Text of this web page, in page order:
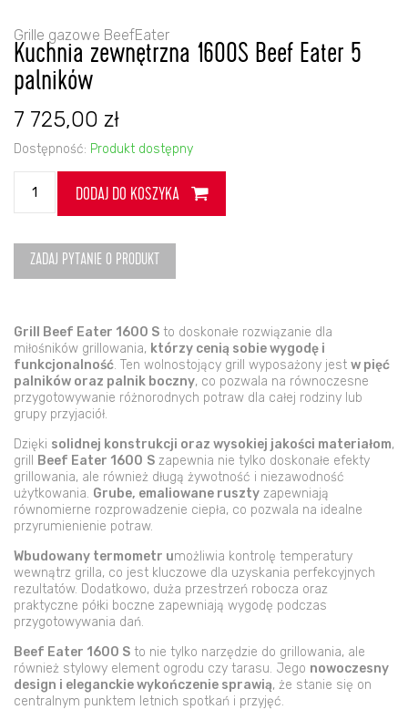
Grille gazowe BeefEater
Kuchnia zewnętrzna 1600S Beef Eater 5
palników
7 725,00 zł
Dostępność: Produkt dostępny
Kuchnia
zewnętrzna
1600S
Beef
Eater
DODAJ DO KOSZYKA
ZADAJ PYTANIE O PRODUKT
Grill Beef Eater 1600 S to doskonałe rozwiązanie dla
miłośników grillowania, którzy cenią sobie wygodę i
funkcjonalność. Ten wolnostojący grill wyposażony jest w pięć
palników oraz palnik boczny, co pozwala na równoczesne
przygotowywanie różnorodnych potraw dla całej rodziny lub
grupy przyjaciół.
Dzięki solidnej konstrukcji oraz wysokiej jakości materiałom,
grill
Beef Eater 1600 S zapewnia nie tylko doskonałe efekty
grillowania, ale również długą żywotność i niezawodność
użytkowania. Grube, emaliowane ruszty zapewniają
równomierne rozprowadzenie ciepła, co pozwala na idealne
przyrumienienie potraw.
Wbudowany termometr umożliwia kontrolę temperatury
wewnątrz grilla, co jest kluczowe dla uzyskania perfekcyjnych
rezultatów. Dodatkowo, duża przestrzeń robocza oraz
praktyczne półki boczne zapewniają wygodę podczas
przygotowywania dań.
Beef Eater 1600 S to nie tylko narzędzie do grillowania, ale
również stylowy element ogrodu czy tarasu. Jego nowoczesny
design i eleganckie wykończenie sprawią, że stanie się on
centralnym punktem letnich spotkań i przyjęć.